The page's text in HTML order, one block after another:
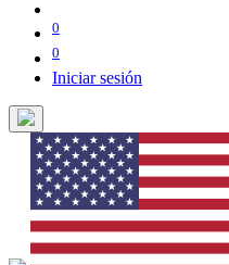
0
0
Iniciar sesión